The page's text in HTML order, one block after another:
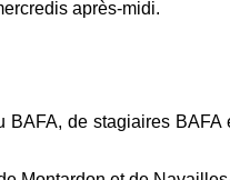
après-midi.
de stagiaires